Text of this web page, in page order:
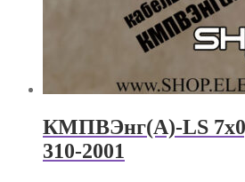
КМПВЭнг(А)-LS
310-2001